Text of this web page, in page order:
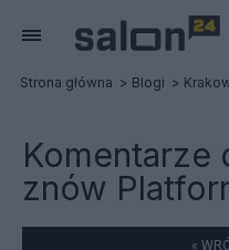
Strona główna Blogi
Komentarze
znów
«